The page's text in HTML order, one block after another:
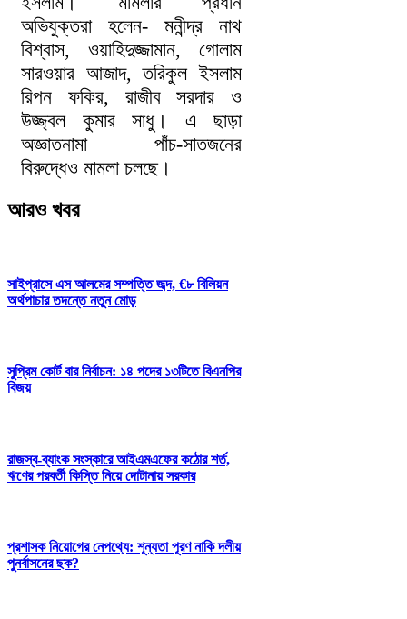
অভিযুক্তরা হলেন- মনীন্দ্র নাথ
বিশ্বাস, ওয়াহিদুজ্জামান, গোলাম
সারওয়ার আজাদ, তরিকুল ইসলাম
রিপন ফকির, রাজীব সরদার ও
উজ্জ্বল কুমার সাধু। এ ছাড়া
অজ্ঞাতনামা পাঁচ-সাতজনের
বিরুদ্ধেও মামলা চলছে।
আরও খবর
সাইপ্রাসে এস আলমের সম্পত্তি জব্দ, €৮ বিলিয়ন
অর্থপাচার তদন্তে নতুন মোড়
সুপ্রিম কোর্ট বার নির্বাচন: ১৪ পদের ১৩টিতে বিএনপির
বিজয়
রাজস্ব-ব্যাংক সংস্কারে আইএমএফের কঠোর শর্ত,
ঋণের পরবর্তী কিস্তি নিয়ে দোটানায় সরকার
প্রশাসক নিয়োগের নেপথ্যে: শূন্যতা পূরণ নাকি দলীয়
পুনর্বাসনের ছক?